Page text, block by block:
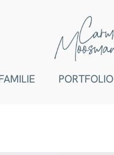
PORTFOLIO